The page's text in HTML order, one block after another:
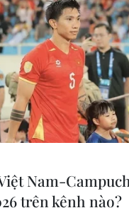
nghiệp tăng tốc tạo
trường chứng
gây ấn tượng
Summit 2026
Nam-
trên kênh nào?